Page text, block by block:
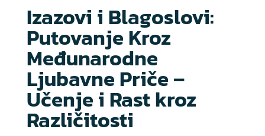
Izazovi i Blagoslovi:
Putovanje Kroz
Međunarodne
Ljubavne Priče –
Učenje i Rast kroz
Različitosti